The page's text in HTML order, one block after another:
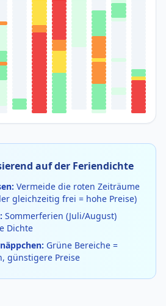
auf der Feriendichte
Vermeide die roten Zeiträume
gleichzeitig frei = hohe Preise)
Sommerferien (Juli/August)
Dichte
Grüne Bereiche =
günstigere Preise